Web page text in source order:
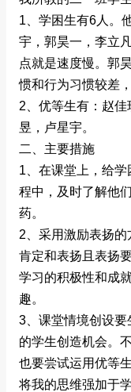
1、学困生有6人。
宇，郭昊一，李立
点就是速度慢。郭
惯和行为习惯较差
2、优等生有：赵
昱，卢星宇。
二、主要措施
1、在课堂上，给
程中，及时了解他
药。
2、采用激励表扬
肯定和表扬且表扬
学习的积极性和成
趣。
3、课堂情境创设
的学生创造机会。
也要尝试运用优等
将我的思维强加于